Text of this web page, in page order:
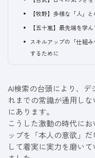
【牧野】多様な「人」
【五十嵐】最先端を学
スキルアップの「仕組
するために
AI検索の台頭により、
れまでの常識が通用し
にあります。
こうした激動の時代に
ップを「本人の意欲」
して着実に実力を磨い